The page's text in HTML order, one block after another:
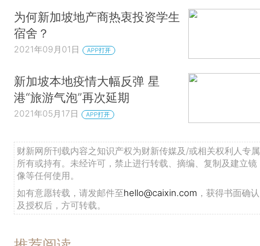
为何新加坡地产商热衷投资学生
宿舍？
2021年09月01日 APP打开
新加坡本地疫情大幅反弹 星
港“旅游气泡”再次延期
2021年05月17日 APP打开
财新网所刊载内容之知识产权为财新传媒及/或相关权利人专属
所有或持有。未经许可，禁止进行转载、摘编、复制及建立镜
像等任何使用。
如有意愿转载，请发邮件至hello@caixin.com ，获得书面确认
及授权后，方可转载。